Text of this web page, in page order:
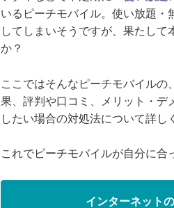
いるピーチモバイル。使い放題・
してしまいそうですが、果たして
か？
ここではそんなピーチモバイルの
果、評判や口コミ、メリット・デ
したい場合の対処法について詳し
これでピーチモバイルが自分に合
インターネット